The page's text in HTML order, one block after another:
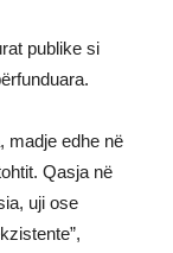
publike si
madje edhe në
Qasja në
uji ose